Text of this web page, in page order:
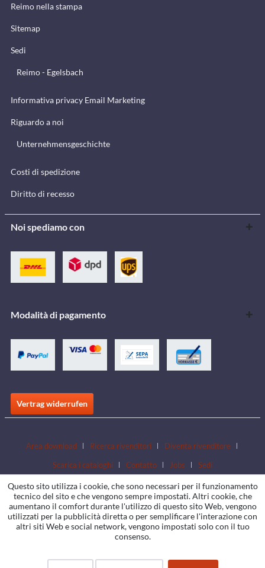
Reimo nella stampa
Sitemap
Sedi
Reimo - Egelsbach
Informativa privacy Email Marketing
Riguardo a noi
Unternehmensgeschichte
Costi di spedizione
Diritto di recesso
Noi spediamo con
Modalità di pagamento
Vertrag widerrufen
Area download Ricerca rivenditori
Diventa rivenditore
Scarica i cataloghi
Contatto Jobs Sedi
Questo sito utilizza i cookie, che sono necessari per il funzionamento
tecnico del sito e che vengono sempre impostati. Altri cookie, che
aumentano il comfort durante l'utilizzo di questo sito Web, vengono
utilizzati per la pubblicità diretta o per semplificare l'interazione con
altri siti Web e social network, vengono impostati solo con il tuo
consenso.